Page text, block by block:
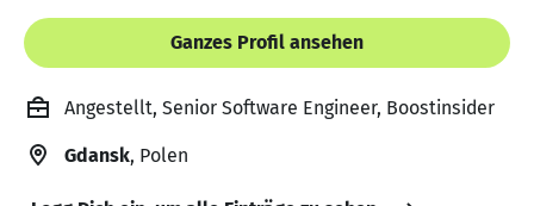
Ganzes Profil ansehen
Angestellt, Senior Software Engineer, Boostinsider
Gdansk, Polen